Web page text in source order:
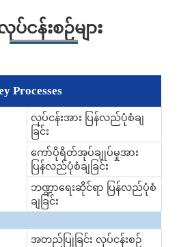
ငန်းစဉ်များ
Processes
လုပ်ငန်းအား ပြန်လည်ပုံစံချ
ခြင်း
ကော်ပိုရိတ်အုပ်ချုပ်မှုအား
ပြန်လည်ပုံစံချခြင်း
ဘဏ္ဍာရေးဆိုင်ရာ ပြန်လည်ပုံစံ
ချခြင်း
အတည်ပြုခြင်း လုပ်ငန်းစဉ်